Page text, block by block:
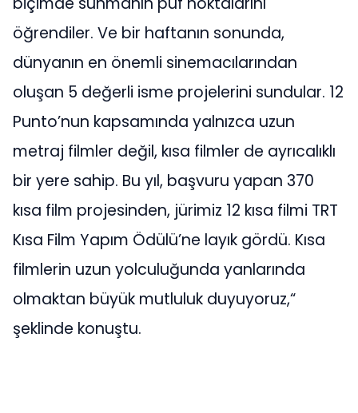
öğrendiler. Ve bir haftanın sonunda,
dünyanın en önemli sinemacılarından
oluşan 5 değerli isme projelerini sundular. 12
Punto’nun kapsamında yalnızca uzun
metraj filmler değil, kısa filmler de ayrıcalıklı
bir yere sahip. Bu yıl, başvuru yapan 370
kısa film projesinden, jürimiz 12 kısa filmi TRT
Kısa Film Yapım Ödülü’ne layık gördü. Kısa
filmlerin uzun yolculuğunda yanlarında
olmaktan büyük mutluluk duyuyoruz,“
şeklinde konuştu.